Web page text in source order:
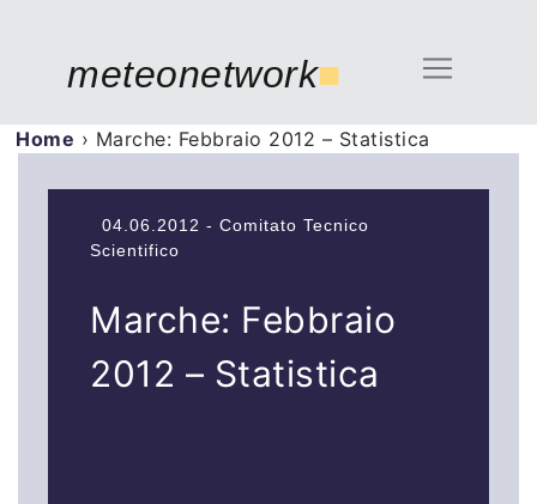
meteonetwork■
Home › Marche: Febbraio 2012 – Statistica
04.06.2012 - Comitato Tecnico
Scientifico
Marche: Febbraio
2012 – Statistica